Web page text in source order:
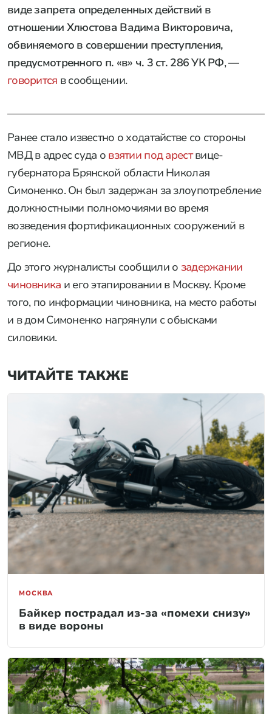
виде запрета определенных действий в
отношении Хлюстова Вадима Викторовича,
обвиняемого в совершении преступления,
предусмотренного п. «в» ч. 3 ст. 286 УК РФ, —
говорится в сообщении.
Ранее стало известно о ходатайстве со стороны
МВД в адрес суда о взятии под арествице-
губернатора Брянской области Николая
Симоненко. Он был задержан за злоупотребление
должностными полномочиями во время
возведения фортификационных сооружений в
регионе.
До этого журналисты сообщили о задержании
чиновника и его этапировании в Москву. Кроме
того, по информации чиновника, на место работы
и в дом Симоненко нагрянули с обысками
силовики.
ЧИТАЙТЕ ТАКЖЕ
МОСКВА
Байкер пострадал из-за «помехи снизу»
в виде вороны